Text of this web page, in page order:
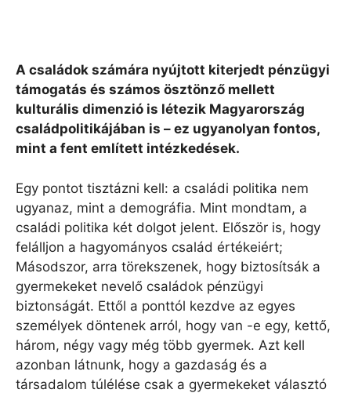
A családok számára nyújtott kiterjedt pénzügyi
támogatás és számos ösztönző mellett
kulturális dimenzió is létezik Magyarország
családpolitikájában is – ez ugyanolyan fontos,
mint a fent említett intézkedések.
Egy pontot tisztázni kell: a családi politika nem
ugyanaz, mint a demográfia. Mint mondtam, a
családi politika két dolgot jelent. Először is, hogy
felálljon a hagyományos család értékeiért;
Másodszor, arra törekszenek, hogy biztosítsák a
gyermekeket nevelő családok pénzügyi
biztonságát. Ettől a ponttól kezdve az egyes
személyek döntenek arról, hogy van -e egy, kettő,
három, négy vagy még több gyermek. Azt kell
azonban látnunk, hogy a gazdaság és a
társadalom túlélése csak a gyermekeket választó